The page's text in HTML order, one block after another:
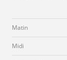
Matin
Midi